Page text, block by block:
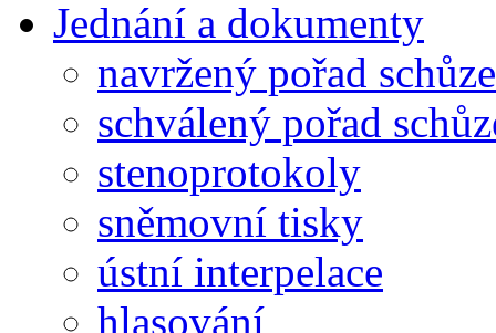
Jednání a dokumenty
navržený pořad schůze
schválený pořad
stenoprotokoly
sněmovní tisky
ústní interpelace
hlasování